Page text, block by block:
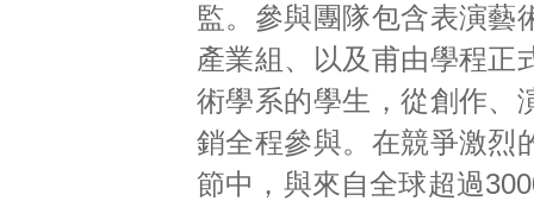
監。參與團隊包含表演藝
產業組、以及甫由學程正
術學系的學生，從創作、
銷全程參與。在競爭激烈
節中，與來自全球超過